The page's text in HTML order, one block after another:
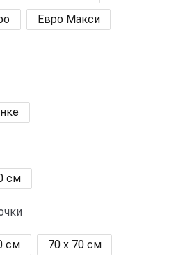
Евро Макси
см
см 70 x 70 см